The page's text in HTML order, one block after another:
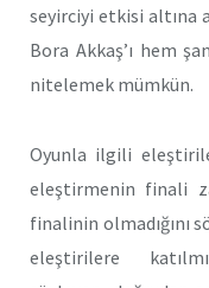
seyirciyi etkisi altına
Bora Akkaş’ı hem
nitelemek mümkün.
Oyunla ilgili
eleştirmenin finali
finalinin olmadığını
eleştirilere